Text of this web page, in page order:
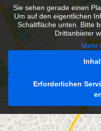
Sie sehen gerade einen
Um auf den eigentlichen
Schaltfläche unten. Bitte
Drittanbieter
Mehr
Erforderlichen